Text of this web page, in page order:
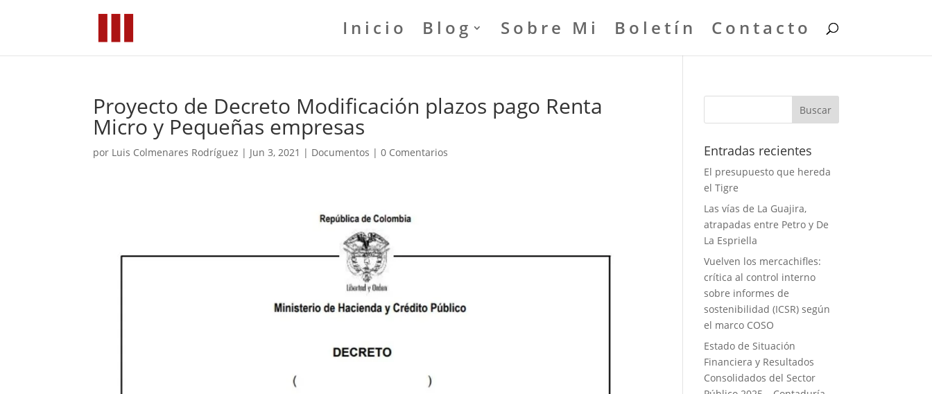
Inicio Blog Sobre Mi Boletín Contacto
Proyecto de Decreto Modificación plazos pago Renta
Micro y Pequeñas empresas
por Luis Colmenares Rodríguez | Jun 3, 2021 | Documentos |0 Comentarios Entradas recientes
El presupuesto que hereda
el Tigre
Las vías de La Guajira,
atrapadas entre Petro y De
La Espriella
Vuelven los mercachifles:
crítica al control interno
sobre informes de
sostenibilidad (ICSR) según
el marco COSO
Estado de Situación
Financiera y Resultados
Consolidados del Sector